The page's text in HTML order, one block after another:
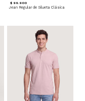
$ 99.900
Jean Regular de Silueta Clásica